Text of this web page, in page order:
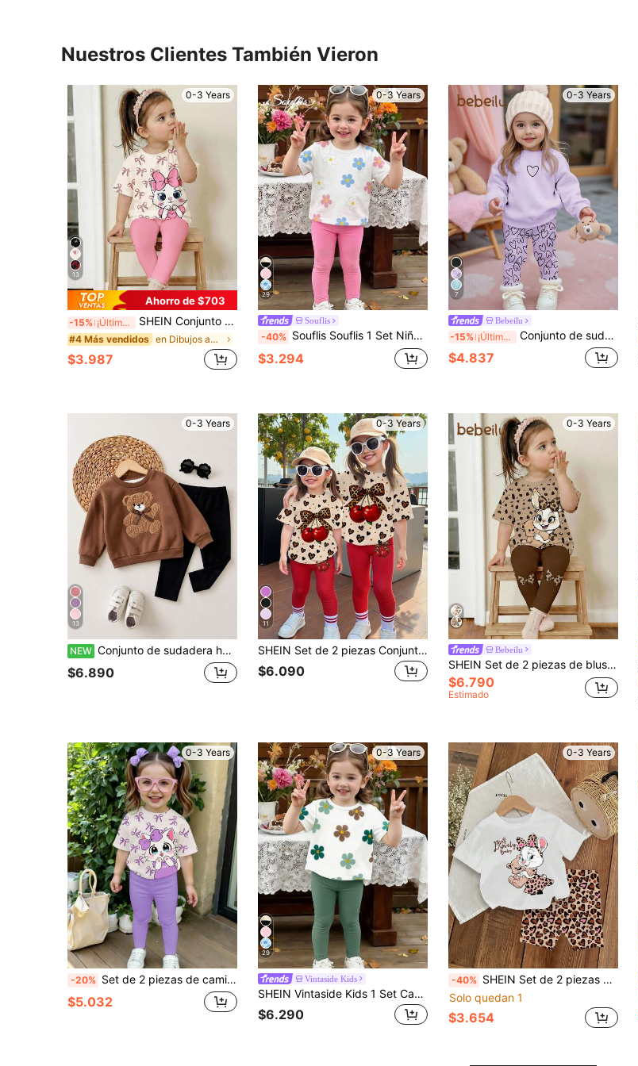
Nuestros Clientes También Vieron
0-3 Years
13
Ahorro de $703
-15% ¡Últimos 3 días SHEIN Conjunto de camiseta de manga corta de cuello redondo holgada y leggings, estampado de gato lindo en blanco crema y rosa crema, estilo minimalista casual para bebé niña, suave y cómodo, adecuado para uso diario en primavera/verano, estilo callejero, salidas, hogar, vacaciones
#4 Más vendidos en Dibujos animados Conjuntos de camisetas para ni
$3.987
0-3 Years
29
Souflis
-40% Souflis Souflis 1 Set Niña Bebé Estampado Floral Dulce Lindo Camiseta de Manga Corta Casual y Leggings de unicolor, Conjunto de Verano Cómodo
$3.294
0-3 Years
7
Bebeilu
-15% ¡Últimos 3 días Conjunto de sudadera de cuello redondo de manga larga y leggings suaves y cómodos con estampado de corazones en color lavanda, adecuado para uso diario en otoño/invierno, en casa, temporada de confort, atuendos de otoño/invierno, fácil comodidad, capas de otoño/invierno para niñas, ropa gráfica para niñas, ropa de otoño e invierno, ropa navideña, otoño elegante, nuevo estilo de invierno, regreso a casa, moda de invierno
$4.837
0-3 Years
13
NEW Conjunto de sudadera holgada de cuello redondo y pantalones de cintura elástica para bebé niña, estilo casual minimalista, adecuado para otoño/invierno
$6.890
0-3 Years
11
SHEIN Set de 2 piezas Conjunto casual y elegante para niña bebé con estampado minimalista y lindo de corazón, lunares y leopardo, incluyendo camiseta corta y leggings, cómodo para usar diariamente en primavera, verano y otoño
$6.090
0-3 Years
Bebeilu
SHEIN Set de 2 piezas de blusa y leggings con estampado de conejo y leopardo, conjunto informal de camiseta de manga corta y pantalones ajustados de cuello redondo para niñas bebés, adecuado para uso diario en primavera/verano, viajes, combinación, hogar, vacaciones, al aire libre, granja, relajación
$6.790
Estimado
0-3 Years
-20% Set de 2 piezas de camiseta y leggings casuales y versátiles para niñas bebés, blanco crema y morado crema, con lazo morado, estampado de gato lindo, camiseta de manga corta y cuello redondo holgado y leggings morados, conjunto de ropa de primavera y verano
$5.032
0-3 Years
29
Vintaside Kids
SHEIN Vintaside Kids 1 Set Camiseta de manga corta con estampado floral y leggings de unicolor para niña, conjunto lindo para salidas de verano
$6.290
0-3 Years
-40% SHEIN Set de 2 piezas de camiseta de manga corta blanca con estampado de conejo y oso lindo, y pantalones cortos de punto con estampado de leopardo para niñas bebé
Solo quedan 1
$3.654